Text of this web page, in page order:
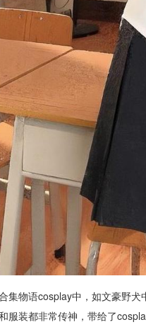
集物语cosplay中，如文豪野
服装都非常传神，带给了